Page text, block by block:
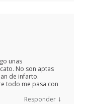
unas
No son aptas
de infarto.
todo me pasa con
Responder ↓